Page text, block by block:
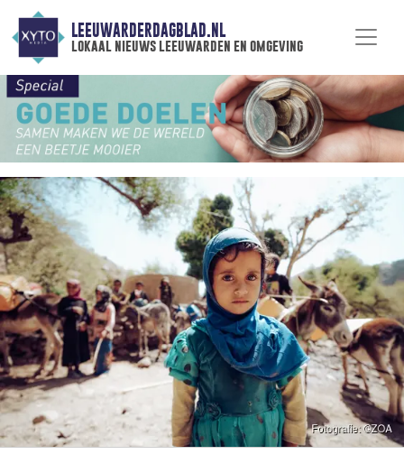
LEEUWARDERDAGBLAD.NL
lokaal nieuws leeuwarden en omgeving